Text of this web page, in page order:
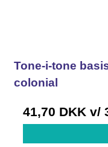
Tone-i-tone
colonial
41,70 DKK v/